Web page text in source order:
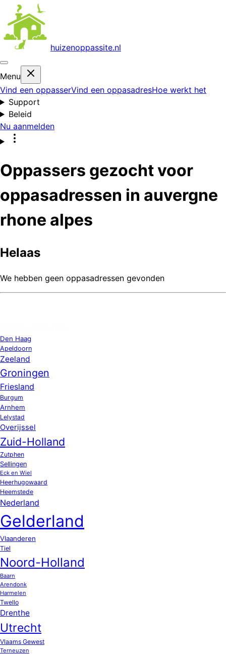
huizenoppassite.nl
Menu
Vind een oppasserVind een oppasadresHoe werkt het
Support
Beleid
Nu aanmelden
Oppassers gezocht voor
oppasadressen in auvergne
rhone alpes
Helaas
We hebben geen oppasadressen gevonden
Den Haag
Apeldoorn
Zeeland
Groningen
Friesland
Burgum
Arnhem
Lelystad
Overijssel
Zuid-Holland
Zutphen
Sellingen
Eck en Wiel
Heerhugowaard
Heemstede
Nederland
Gelderland
Vlaanderen
Tiel
Noord-Holland
Baarn
Arendonk
Harmelen
Twello
Drenthe
Utrecht
Vlaams Gewest
Terneuzen